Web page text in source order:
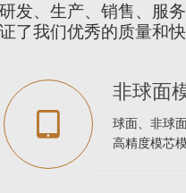
发、生产、销售、服
了我们优秀的质量和快
非球面
球面、非球
高精度模芯